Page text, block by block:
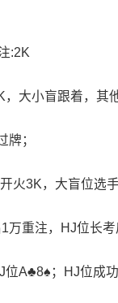
:2K
大小盲跟着，其
牌；
火3K，大盲位选
万重注，HJ位长考
A♣8♠；HJ位成